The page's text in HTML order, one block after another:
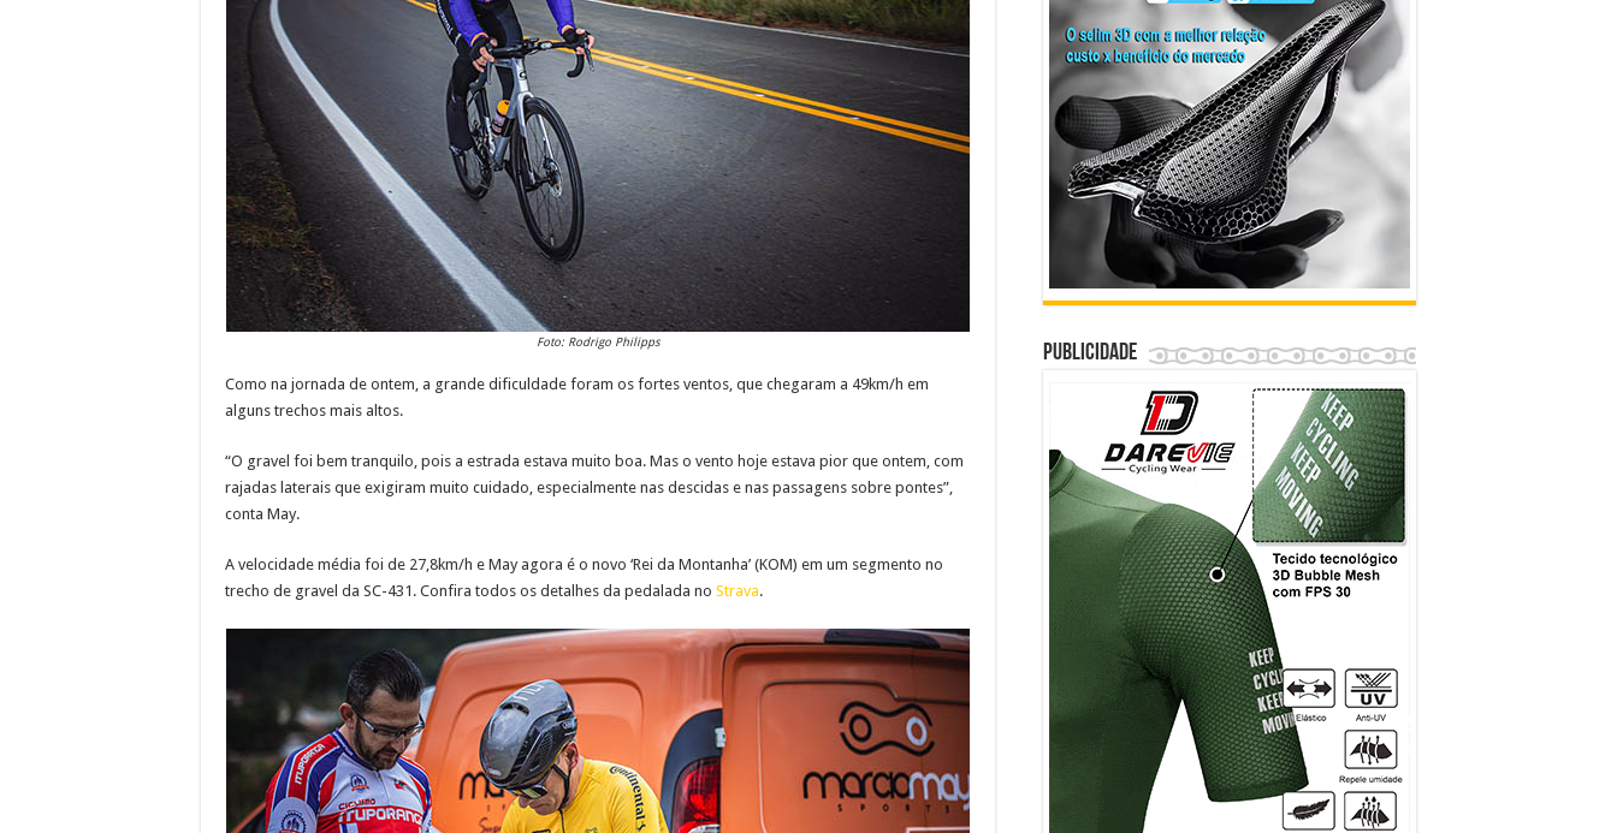
Foto: Rodrigo Philipps
Como na jornada de ontem, a grande dificuldade foram os fortes ventos, que chegaram a 49km/h em
alguns trechos mais altos.
“O gravel foi bem tranquilo, pois a estrada estava muito boa. Mas o vento hoje estava pior que ontem, com
rajadas laterais que exigiram muito cuidado, especialmente nas descidas e nas passagens sobre pontes”,
conta May.
A velocidade média foi de 27,8km/h e May agora é o novo ‘Rei da Montanha’ (KOM) em um segmento no
trecho de gravel da SC-431. Confira todos os detalhes da pedalada no Strava.
Publicidade